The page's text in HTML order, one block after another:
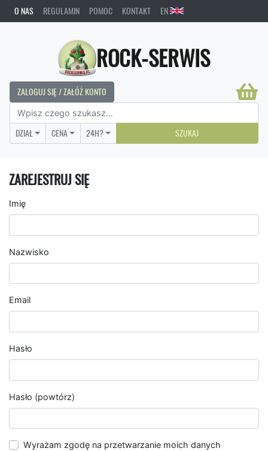
O NAS REGULAMIN POMOC KONTAKT EN
ROCK-SERWIS
ZALOGUJ SIĘ / ZAŁÓŻ KONTO
DZIAŁ CENA 24H? SZUKAJ
ZAREJESTRUJ SIĘ
Imię
Nazwisko
Email
Hasło
Hasło (powtórz)
Wyrażam zgodę na przetwarzanie moich danych